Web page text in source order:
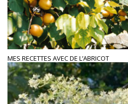
MES RECETTES AVEC DE L’ABRICOT